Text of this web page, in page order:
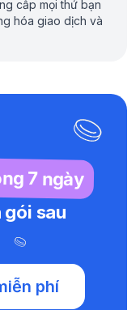
cấp mọi thứ bạn
hóa giao dịch và
7 ngày
gói sau
phí